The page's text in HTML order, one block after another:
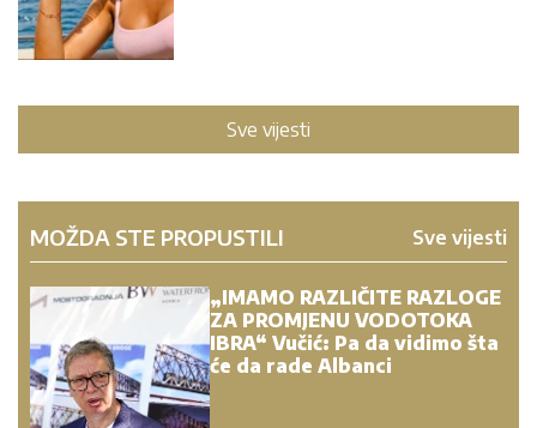
Sve vijesti
MOŽDA STE PROPUSTILI Sve vijesti
„IMAMO RAZLIČITE RAZLOGE
ZA PROMJENU VODOTOKA
IBRA“ Vučić: Pa da vidimo šta
će da rade Albanci